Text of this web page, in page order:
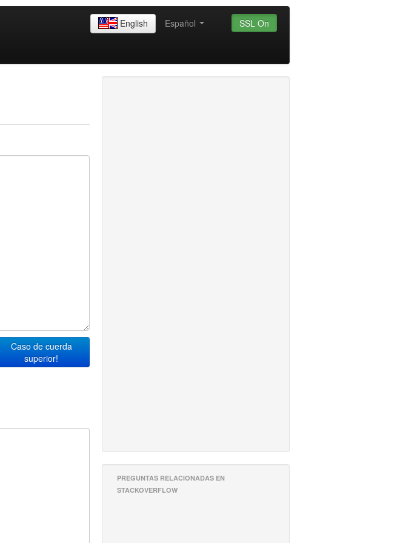
English Español SSL On
Caso de cuerda
superior!
PREGUNTAS RELACIONADAS EN
STACKOVERFLOW